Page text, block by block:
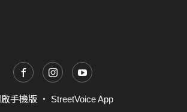
啟手機版 ・ StreetVoice App